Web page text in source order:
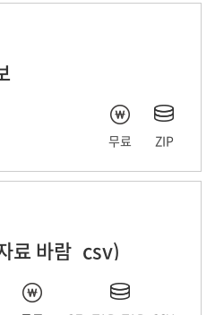
무료 ZIP
료 바람_csv)